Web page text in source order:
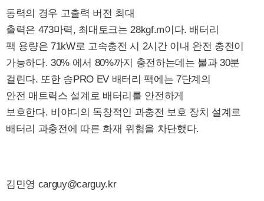
동력의 경우 고출력 버전 최대
출력은 473마력, 최대토크는 28kgf.m이다. 배터리
팩 용량은 71kW로 고속충전 시 2시간 이내 완전 충전이
가능하다. 30% 에서 80%까지 충전하는데는 불과 30분
걸린다. 또한 송PRO EV 배터리 팩에는 7단계의
안전 매트릭스 설계로 배터리를 안전하게
보호한다. 비야디의 독창적인 과충전 보호 장치 설계로
배터리 과충전에 따른 화재 위험을 차단했다.
김민영 carguy@carguy.kr